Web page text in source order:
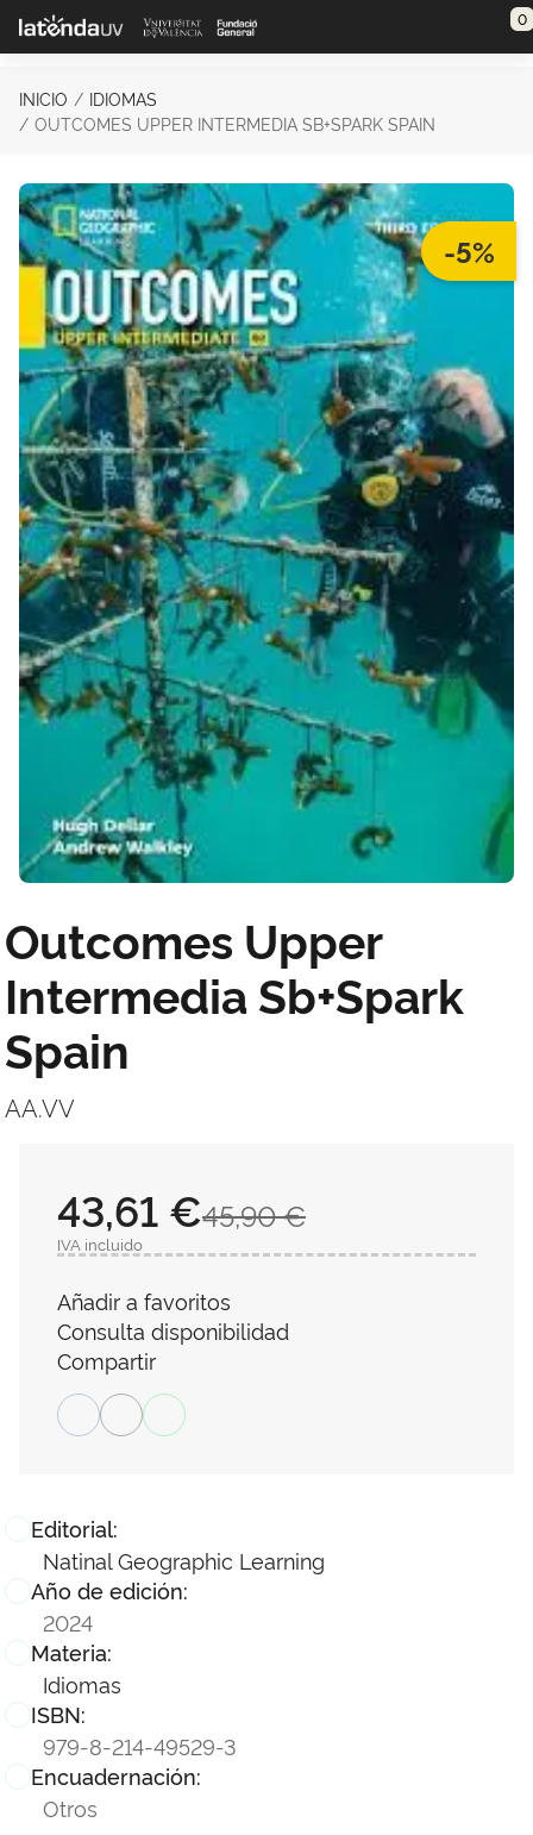
Saltar al contenido principal 0
INICIO
IDIOMAS
OUTCOMES UPPER INTERMEDIA SB+SPARK SPAIN
-5%
Outcomes Upper
Intermedia Sb+Spark
Spain
AA.VV
Editorial:
Natinal Geographic Learning
Año de edición:
2024
Materia:
Idiomas
ISBN:
979-8-214-49529-3
Encuadernación:
Otros
45,90 €
43,61 €
IVA incluido
Añadir a favoritos
Consulta disponibilidad
Compartir